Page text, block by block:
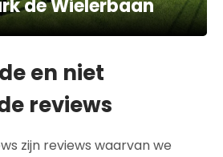
de Wielerbaan
en niet
reviews
zijn reviews waarvan we